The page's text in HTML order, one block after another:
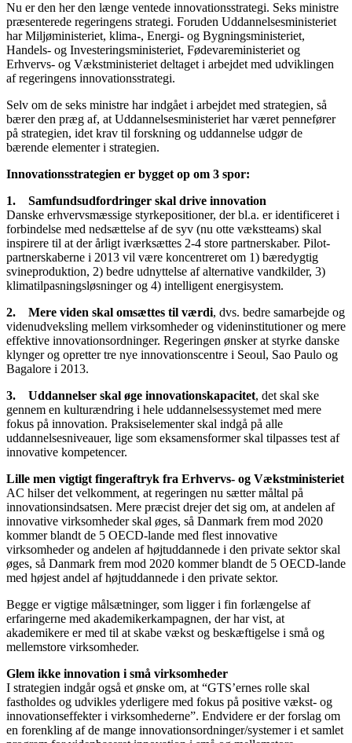
Nu er den her den længe ventede innovationsstrategi. Seks ministre
præsenterede regeringens strategi. Foruden Uddannelsesministeriet
har Miljøministeriet, klima-, Energi- og Bygningsministeriet,
Handels- og Investeringsministeriet, Fødevareministeriet og
Erhvervs- og Vækstministeriet deltaget i arbejdet med udviklingen
af regeringens innovationsstrategi.
Selv om de seks ministre har indgået i arbejdet med strategien, så
bærer den præg af, at Uddannelsesministeriet har været pennefører
på strategien, idet krav til forskning og uddannelse udgør de
bærende elementer i strategien.
Innovationsstrategien er bygget op om 3 spor:
1. Samfundsudfordringer skal drive innovation
Danske erhvervsmæssige styrkepositioner, der bl.a. er identificeret i
forbindelse med nedsættelse af de syv (nu otte vækstteams) skal
inspirere til at der årligt iværksættes 2-4 store partnerskaber. Pilot-
partnerskaberne i 2013 vil være koncentreret om 1) bæredygtig
svineproduktion, 2) bedre udnyttelse af alternative vandkilder, 3)
klimatilpasningsløsninger og 4) intelligent energisystem.
2. Mere viden skal omsættes til værdi, dvs. bedre samarbejde og
videnudveksling mellem virksomheder og videninstitutioner og mere
effektive innovationsordninger. Regeringen ønsker at styrke danske
klynger og opretter tre nye innovationscentre i Seoul, Sao Paulo og
Bagalore i 2013.
3. Uddannelser skal øge innovationskapacitet, det skal ske
gennem en kulturændring i hele uddannelsessystemet med mere
fokus på innovation. Praksiselementer skal indgå på alle
uddannelsesniveauer, lige som eksamensformer skal tilpasses test af
innovative kompetencer.
Lille men vigtigt fingeraftryk fra Erhvervs- og Vækstministeriet
AC hilser det velkomment, at regeringen nu sætter måltal på
innovationsindsatsen. Mere præcist drejer det sig om, at andelen af
innovative virksomheder skal øges, så Danmark frem mod 2020
kommer blandt de 5 OECD-lande med flest innovative
virksomheder og andelen af højtuddannede i den private sektor skal
øges, så Danmark frem mod 2020 kommer blandt de 5 OECD-lande
med højest andel af højtuddannede i den private sektor.
Begge er vigtige målsætninger, som ligger i fin forlængelse af
erfaringerne med akademikerkampagnen, der har vist, at
akademikere er med til at skabe vækst og beskæftigelse i små og
mellemstore virksomheder.
Glem ikke innovation i små virksomheder
I strategien indgår også et ønske om, at “GTS’ernes rolle skal
fastholdes og udvikles yderligere med fokus på positive vækst- og
innovationseffekter i virksomhederne”. Endvidere er der forslag om
en forenkling af de mange innovationsordninger/systemer i et samlet